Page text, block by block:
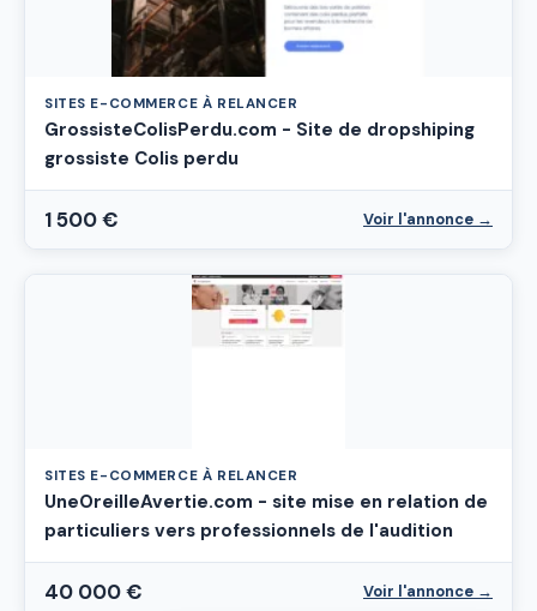
SITES E-COMMERCE À RELANCER
GrossisteColisPerdu.com - Site de dropshiping
grossiste Colis perdu
1 500 € Voir l'annonce →
SITES E-COMMERCE À RELANCER
UneOreilleAvertie.com - site mise en relation de
particuliers vers professionnels de l'audition
40 000 € Voir l'annonce →